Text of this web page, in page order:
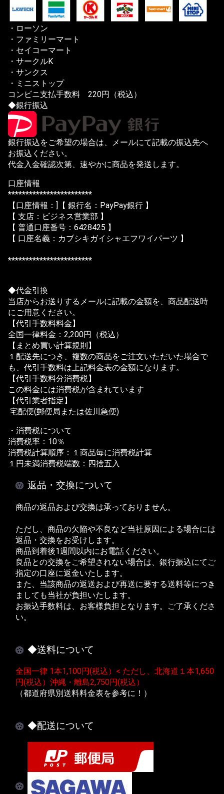
・ローソン
・ファミリーマート
・セイコーマート
・サークルK
・サンクス
・ミニストップ
コンビニ支払手数料 220円（税込）
◆銀行振込
銀行振込をご希望の場合は、メールにて記載の振込先へ
お振込ください。
代金入金確認次第、速やかに商品を発送します。
口座情報
************************
【口座情報：]【 銀行名：PayPay銀行 】
【 支店：ビジネス営業部 】
【 普通口座番号：6428425 】
【 口座名義：カブシキガイシャエフワイパーツ 】
************************
◆代金引換
当店からお送りするメールに記載の金額を、商品配送時
にご用意ください。
【代引手数料料金】
全国一律料金：2,200円（税込）
【まとめ買い計算規則】
１配送先につき、複数の商品をご注文いただいた場合で
も、代引手数料は上記料金表の金額になります。
【代引手数料分消費税】
この料金には消費税が含まれています
【代引業者指定】
宅配便(郵便局または佐川急便)
・消費税について
消費税率：10％
消費税計算順序：１商品毎に消費税計算
１円未満消費税端数：四捨五入
返品・交換について
商品の返品および交換は承っておりません。
ただし、商品の欠陥や不良など当社原因による場合には
返品・交換をお受けします。
商品到着後1週間以内にお電話ください。
良品との交換をご希望されない場合は、銀行振込にてご
指定の口座に返金いたします。
また、当該商品の返送および再送に要する送料等につき
ましても当社が負担いたします。
お振込手数料は、お客様負担となります。ご了承くださ
い。
◆送料について
全国一律 1本1,100円(税込）< ただし、北海道１本1,650
円(税込）沖縄・離島2,750円(税込）
（都道府県別送料料金表を参考に！）
◆配送について